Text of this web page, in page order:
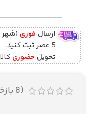
ارسال فوری (شهر
5 عصر ثبت کنید.
تحویل حضوری
(
8